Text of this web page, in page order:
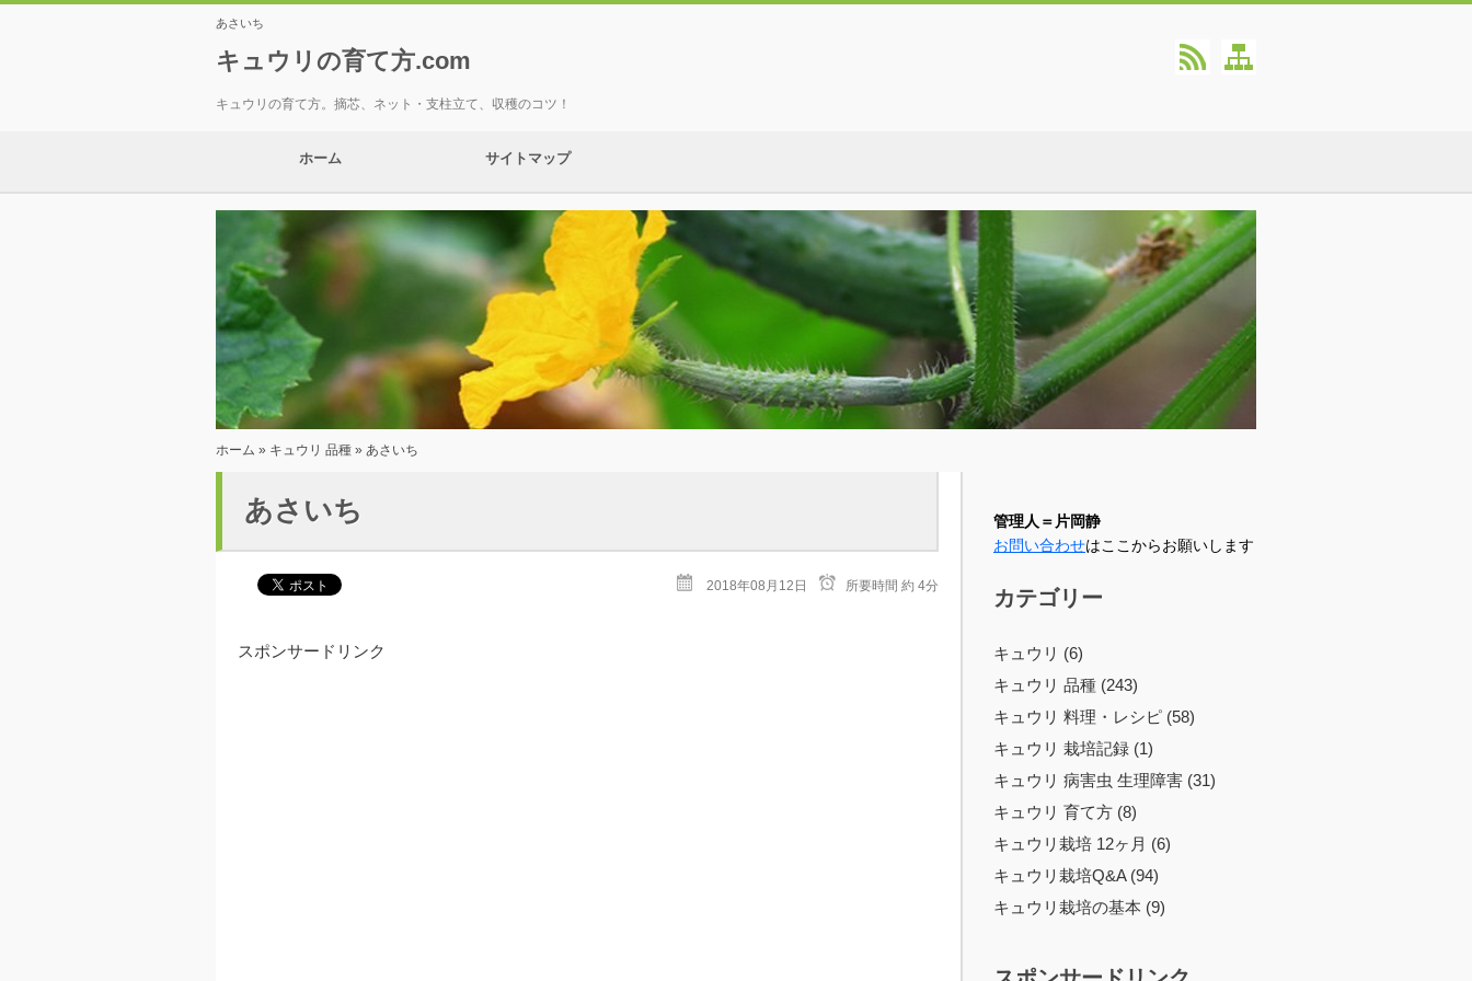
あさいち
キュウリの育て方.com
キュウリの育て方。摘芯、ネット・支柱立て、収穫のコツ！
ホーム サイトマップ
ホーム » キュウリ 品種 » あさいち
あさいち
所要時間 約 4分
2018年08月12日
スポンサードリンク
管理人＝片岡静
お問い合わせはここからお願いします
カテゴリー
キュウリ (6)
キュウリ 品種 (243)
キュウリ 料理・レシピ (58)
キュウリ 栽培記録 (1)
キュウリ 病害虫 生理障害 (31)
キュウリ 育て方 (8)
キュウリ栽培 12ヶ月 (6)
キュウリ栽培Q&A (94)
キュウリ栽培の基本 (9)